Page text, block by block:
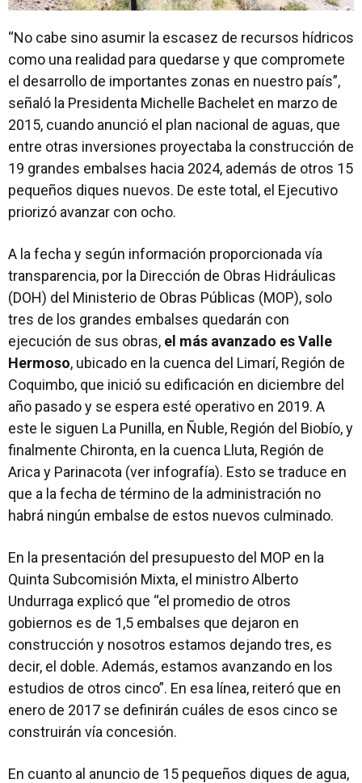
“No cabe sino asumir la escasez de recursos hídricos
como una realidad para quedarse y que compromete
el desarrollo de importantes zonas en nuestro país”,
señaló la Presidenta Michelle Bachelet en marzo de
2015, cuando anunció el plan nacional de aguas, que
entre otras inversiones proyectaba la construcción de
19 grandes embalses hacia 2024, además de otros 15
pequeños diques nuevos. De este total, el Ejecutivo
priorizó avanzar con ocho.
A la fecha y según información proporcionada vía
transparencia, por la Dirección de Obras Hidráulicas
(DOH) del Ministerio de Obras Públicas (MOP), solo
tres de los grandes embalses quedarán con
ejecución de sus obras, el más avanzado es Valle
Hermoso, ubicado en la cuenca del Limarí, Región de
Coquimbo, que inició su edificación en diciembre del
año pasado y se espera esté operativo en 2019. A
este le siguen La Punilla, en Ñuble, Región del Biobío, y
finalmente Chironta, en la cuenca Lluta, Región de
Arica y Parinacota (ver infografía). Esto se traduce en
que a la fecha de término de la administración no
habrá ningún embalse de estos nuevos culminado.
En la presentación del presupuesto del MOP en la
Quinta Subcomisión Mixta, el ministro Alberto
Undurraga explicó que “el promedio de otros
gobiernos es de 1,5 embalses que dejaron en
construcción y nosotros estamos dejando tres, es
decir, el doble. Además, estamos avanzando en los
estudios de otros cinco”. En esa línea, reiteró que en
enero de 2017 se definirán cuáles de esos cinco se
construirán vía concesión.
En cuanto al anuncio de 15 pequeños diques de agua,